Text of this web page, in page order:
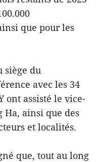
que pour les
siège du
avec les 34
ont assisté le vice-
ainsi que des
et localités.
que, tout au long